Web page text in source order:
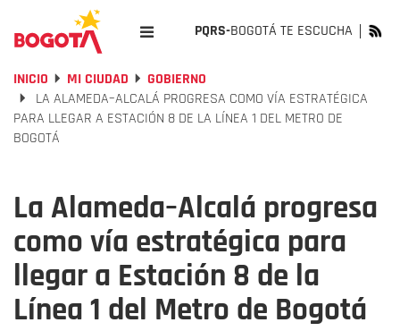
PQRS-BOGOTÁ TE ESCUCHA
INICIO MI CIUDAD
GOBIERNO
LA ALAMEDA–ALCALÁ PROGRESA COMO VÍA ESTRATÉGICA
PARA LLEGAR A ESTACIÓN 8 DE LA LÍNEA 1 DEL METRO DE
BOGOTÁ
La Alameda–Alcalá progresa
como vía estratégica para
llegar a Estación 8 de la
Línea 1 del Metro de Bogotá